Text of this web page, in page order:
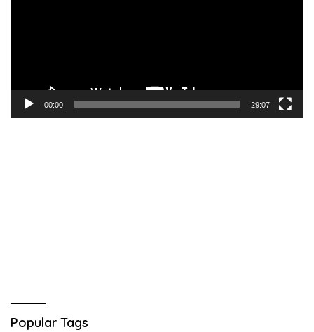
00:00 29:07
Popular Tags